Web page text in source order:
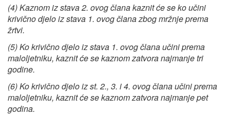
(4) Kaznom iz stava 2. ovog člana kaznit će se ko učini
krivično djelo iz stava 1. ovog člana zbog mržnje prema
žrtvi.
(5) Ko krivično djelo iz stava 1. ovog člana učini prema
maloljetniku, kaznit će se kaznom zatvora najmanje tri
godine.
(6) Ko krivično djelo iz st. 2., 3. i 4. ovog člana učini prema
maloljetniku, kaznit će se kaznom zatvora najmanje pet
godina.